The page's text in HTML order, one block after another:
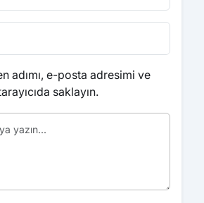
adımı, e-posta adresimi ve
saklayın.